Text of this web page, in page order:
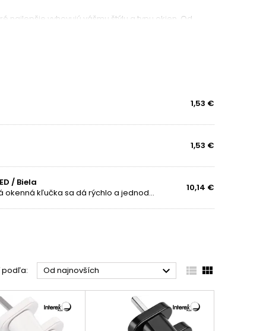
najlepšie vyhovujú vášmu štýlu a typu okien. Od
utierať jemnou handrou pre odstránenie prachu a
1,53 €
1,53 €
/ Biela
Viac bezpečnosti a ochrany! Praktická a uzamykateľná okenná kľučka sa dá rýchlo a jednoducho namontovať na rám okna . Cylindrický zámok inštalovaný v okennej kľučke zaisťuje väčšiu ochranu a bezpečnosť vo vašej domácnosti. Vďaka jednoduchej...
10,14 €
podľa: Od najnovších   